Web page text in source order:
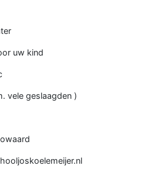
uw kind
vele geslaagden )